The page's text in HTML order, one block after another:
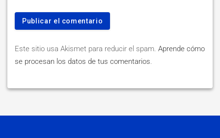
Este sitio usa Akismet para reducir el spam. Aprende cómo
se procesan los datos de tus comentarios.